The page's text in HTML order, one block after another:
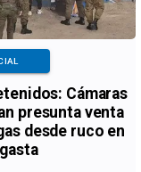
Cámaras
presunta venta
desde ruco en